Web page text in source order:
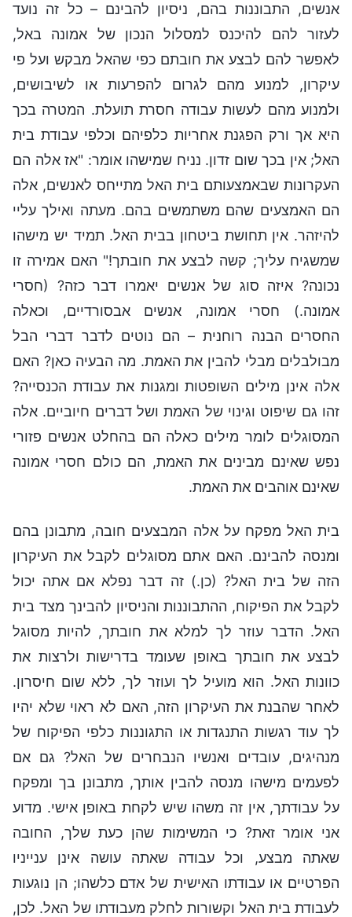
אנשים, התבוננות בהם, ניסיון להבינם – כל זה נועד
לעזור להם להיכנס למסלול הנכון של אמונה באל,
לאפשר להם לבצע את חובתם כפי שהאל מבקש ועל פי
עיקרון, למנוע מהם לגרום להפרעות או לשיבושים,
ולמנוע מהם לעשות עבודה חסרת תועלת. המטרה בכך
היא אך ורק הפגנת אחריות כלפיהם וכלפי עבודת בית
האל; אין בכך שום זדון. נניח שמישהו אומר: "אז אלה הם
העקרונות שבאמצעותם בית האל מתייחס לאנשים, אלה
הם האמצעים שהם משתמשים בהם. מעתה ואילך עליי
להיזהר. אין תחושת ביטחון בבית האל. תמיד יש מישהו
שמשגיח עליך; קשה לבצע את חובתך!" האם אמירה זו
נכונה? איזה סוג של אנשים יאמרו דבר כזה? (חסרי
אמונה.) חסרי אמונה, אנשים אבסורדיים, וכאלה
החסרים הבנה רוחנית – הם נוטים לדבר דברי הבל
מבולבלים מבלי להבין את האמת. מה הבעיה כאן? האם
אלה אינן מילים השופטות ומגנות את עבודת הכנסייה?
זהו גם שיפוט וגינוי של האמת ושל דברים חיוביים. אלה
המסוגלים לומר מילים כאלה הם בהחלט אנשים פזורי
נפש שאינם מבינים את האמת, הם כולם חסרי אמונה
שאינם אוהבים את האמת.
בית האל מפקח על אלה המבצעים חובה, מתבונן בהם
ומנסה להבינם. האם אתם מסוגלים לקבל את העיקרון
הזה של בית האל? (כן.) זה דבר נפלא אם אתה יכול
לקבל את הפיקוח, ההתבוננות והניסיון להבינך מצד בית
האל. הדבר עוזר לך למלא את חובתך, להיות מסוגל
לבצע את חובתך באופן שעומד בדרישות ולרצות את
כוונות האל. הוא מועיל לך ועוזר לך, ללא שום חיסרון.
לאחר שהבנת את העיקרון הזה, האם לא ראוי שלא יהיו
לך עוד רגשות התנגדות או התגוננות כלפי הפיקוח של
מנהיגים, עובדים ואנשיו הנבחרים של האל? גם אם
לפעמים מישהו מנסה להבין אותך, מתבונן בך ומפקח
על עבודתך, אין זה משהו שיש לקחת באופן אישי. מדוע
אני אומר זאת? כי המשימות שהן כעת שלך, החובה
שאתה מבצע, וכל עבודה שאתה עושה אינן ענייניו
הפרטיים או עבודתו האישית של אדם כלשהו; הן נוגעות
לעבודת בית האל וקשורות לחלק מעבודתו של האל. לכן,